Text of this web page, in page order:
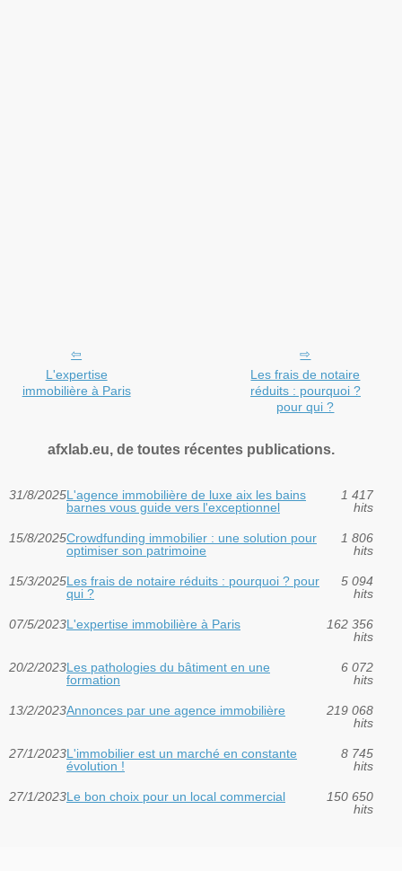
L'expertise
immobilière à Paris
Les frais de notaire
réduits : pourquoi ?
pour qui ?
afxlab.eu, de toutes récentes publications.
31/8/2025L'agence immobilière de luxe aix les bains
barnes vous guide vers l'exceptionnel
1 417
hits
15/8/2025Crowdfunding immobilier : une solution pour
optimiser son patrimoine
1 806
hits
15/3/2025Les frais de notaire réduits : pourquoi ? pour
qui ?
5 094
hits
07/5/2023L'expertise immobilière à Paris
162 356
hits
20/2/2023Les pathologies du bâtiment en une
formation
6 072
hits
13/2/2023Annonces par une agence immobilière
219 068
hits
27/1/2023L'immobilier est un marché en constante
évolution !
8 745
hits
27/1/2023Le bon choix pour un local commercial
150 650
hits